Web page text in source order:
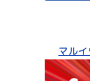
マル